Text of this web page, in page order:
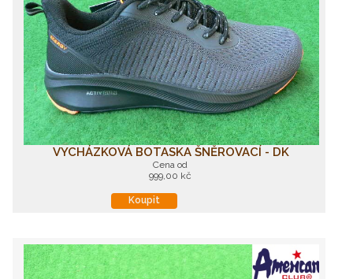
VYCHÁZKOVÁ BOTASKA ŠNĚROVACÍ - DK
Cena od
999,00 kč
Koupit